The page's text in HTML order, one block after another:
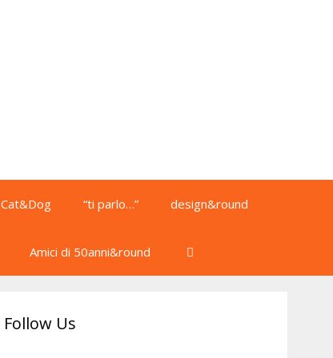
Cat&Dog “ti parlo…” design&round
Amici di 50anni&round
Follow Us